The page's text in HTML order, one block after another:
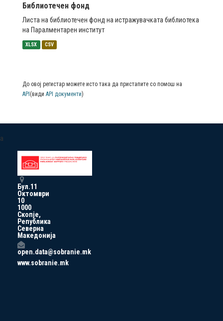
Библиотечен фонд
Листа на библиотечен фонд на истражувачката библиотека
на Паралментарен институт
XLSX CSV
До овој регистар можете исто така да пристапите со помош на
API (види API документи)
a
Бул.11
Октомври
10
1000
Скопје,
Република
Северна
Македонија
open.data@sobranie.mk
www.sobranie.mk